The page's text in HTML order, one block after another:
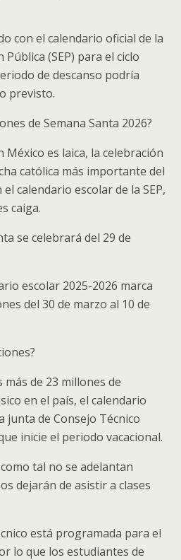
con el calendario oficial de la
(SEP) para el ciclo
de descanso podría
previsto.
de Semana Santa 2026?
México es laica, la celebración
católica más importante del
calendario escolar de la SEP,
caiga.
se celebrará del 29 de
escolar 2025-2026 marca
del 30 de marzo al 10 de
de 23 millones de
en el país, el calendario
junta de Consejo Técnico
inicie el periodo vacacional.
tal no se adelantan
dejarán de asistir a clases
está programada para el
lo que los estudiantes de